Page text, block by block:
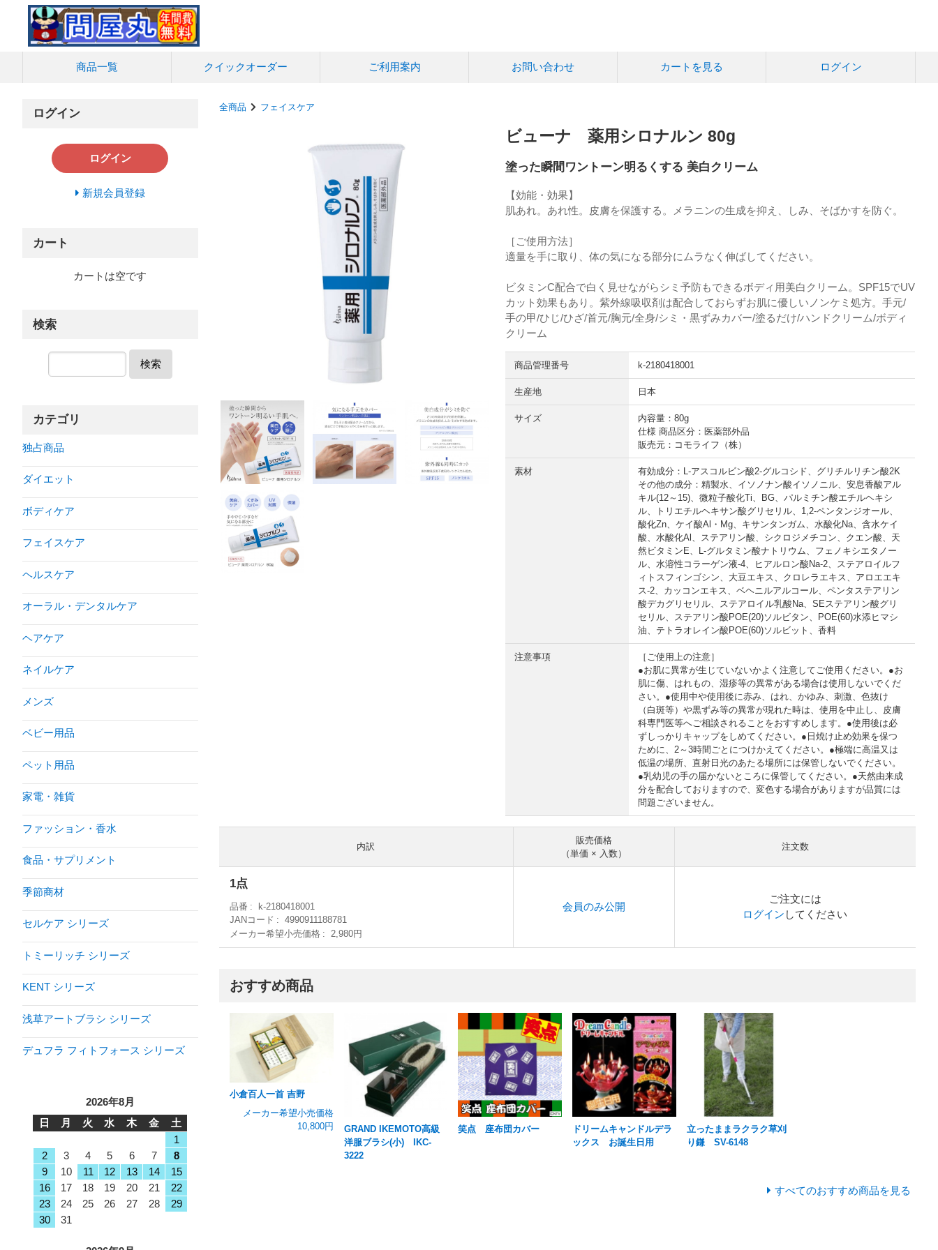
商品一覧 クイックオーダー ご利用案内 お問い合わせ カートを見る ログイン
全商品 フェイスケア
ビューナ 薬用シロナルン 80g
塗った瞬間ワントーン明るくする 美白クリーム
【効能・効果】
肌あれ。あれ性。皮膚を保護する。メラニンの生成を抑え、しみ、そばかすを防ぐ。
［ご使用方法］
適量を手に取り、体の気になる部分にムラなく伸ばしてください。
ビタミンC配合で白く見せながらシミ予防もできるボディ用美白クリーム。SPF15でUV
カット効果もあり。紫外線吸収剤は配合しておらずお肌に優しいノンケミ処方。手元/
手の甲/ひじ/ひざ/首元/胸元/全身/シミ・黒ずみカバー/塗るだけ/ハンドクリーム/ボディ
クリーム
商品管理番号 k-2180418001
生産地 日本
サイズ
内容量：80g
仕様 商品区分：医薬部外品
販売元：コモライフ（株）
素材
有効成分：L-アスコルビン酸2-グルコシド、グリチルリチン酸2K
その他の成分：精製水、イソノナン酸イソノニル、安息香酸アル
キル(12～15)、微粒子酸化Ti、BG、パルミチン酸エチルヘキシ
ル、トリエチルヘキサン酸グリセリル、1,2-ペンタンジオール、
酸化Zn、ケイ酸Al・Mg、キサンタンガム、水酸化Na、含水ケイ
酸、水酸化Al、ステアリン酸、シクロジメチコン、クエン酸、天
然ビタミンE、L-グルタミン酸ナトリウム、フェノキシエタノー
ル、水溶性コラーゲン液-4、ヒアルロン酸Na-2、ステアロイルフ
ィトスフィンゴシン、大豆エキス、クロレラエキス、アロエエキ
ス-2、カッコンエキス、ベヘニルアルコール、ペンタステアリン
酸デカグリセリル、ステアロイル乳酸Na、SEステアリン酸グリ
セリル、ステアリン酸POE(20)ソルビタン、POE(60)水添ヒマシ
油、テトラオレイン酸POE(60)ソルビット、香料
注意事項
［ご使用上の注意］
●お肌に異常が生じていないかよく注意してご使用ください。●お
肌に傷、はれもの、湿疹等の異常がある場合は使用しないでくだ
さい。●使用中や使用後に赤み、はれ、かゆみ、刺激、色抜け
（白斑等）や黒ずみ等の異常が現れた時は、使用を中止し、皮膚
科専門医等へご相談されることをおすすめします。●使用後は必
ずしっかりキャップをしめてください。●日焼け止め効果を保つ
ために、2～3時間ごとにつけかえてください。●極端に高温又は
低温の場所、直射日光のあたる場所には保管しないでください。
●乳幼児の手の届かないところに保管してください。●天然由来成
分を配合しておりますので、変色する場合がありますが品質には
問題ございません。
内訳
販売価格
（単価 × 入数）
注文数
1点
品番
k-2180418001
JANコード
4990911188781
メーカー希望小売価格
2,980円
会員のみ公開
ご注文には
ログイン してください
おすすめ商品
小倉百人一首 吉野
メーカー希望小売価格
10,800円
GRAND IKEMOTO高級
洋服ブラシ(小) IKC-
3222
笑点 座布団カバー
ドリームキャンドルデラ
ックス お誕生日用
立ったままラクラク草刈
り鎌 SV-6148
すべてのおすすめ商品を見る
ログイン
ログイン
新規会員登録
カート
カートは空です
検索
検索
カテゴリ
独占商品
ダイエット
ボディケア
フェイスケア
ヘルスケア
オーラル・デンタルケア
ヘアケア
ネイルケア
メンズ
ベビー用品
ペット用品
家電・雑貨
ファッション・香水
食品・サプリメント
季節商材
セルケア シリーズ
トミーリッチ シリーズ
KENT シリーズ
浅草アートブラシ シリーズ
デュフラ フィトフォース シリーズ
2026年8月
日
月 火 水 木 金
土
1
2
3 4 5 6 7
8
9
10 11 12 13 14
15
16
17 18 19 20 21
22
23
24 25 26 27 28
29
30
31